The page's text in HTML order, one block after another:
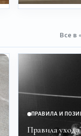
Все в
ПРАВИЛА И
Правила